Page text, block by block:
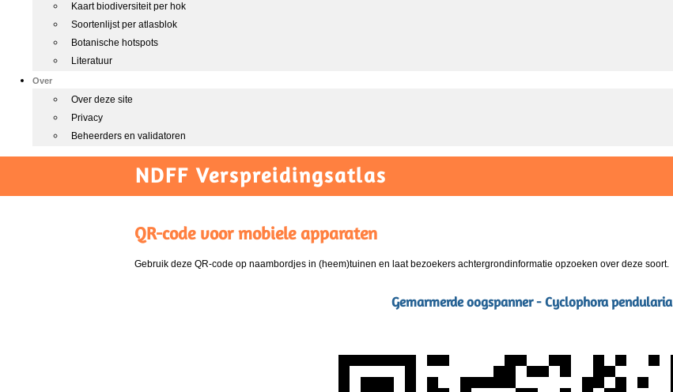
Kaart biodiversiteit per hok
Soortenlijst per atlasblok
Botanische hotspots
Literatuur
Over
Over deze site
Privacy
Beheerders en validatoren
NDFF Verspreidingsatlas
QR-code voor mobiele apparaten
Gebruik deze QR-code op naambordjes in (heem)tuinen en laat bezoekers achtergrondinformatie opzoeken over deze soort.
Gemarmerde oogspanner - Cyclophora pendularia